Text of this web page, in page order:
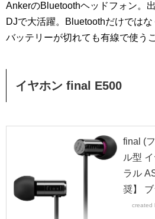
AnkerのBluetoothヘッドフォン。
DJで大活躍。Bluetoothだけではな
バッテリーが切れても有線で使う
イヤホン final E500
final (
ル型
ラル
奨】
created